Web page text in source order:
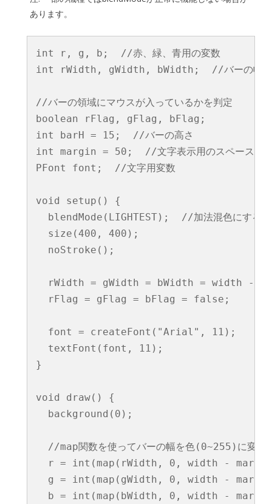
あります。
int r, g, b;  //赤、緑、青用の変数
int rWidth, gWidth, bWidth;  //バーの幅
//バーの領域にマウスが入っているかを判定
boolean rFlag, gFlag, bFlag;
int barH = 15;  //バーの高さ
int margin = 50;  //文字表示用のスペース
PFont font;  //文字用変数
void setup() {
blendMode(LIGHTEST);  //加法混色にするた
  size(400, 400);
  noStroke();
rWidth = gWidth = bWidth = width -
  rFlag = gFlag = bFlag = false;
  font = createFont("Arial", 11);
  textFont(font, 11);
}
void draw() {
  background(0);
  //map関数を使ってバーの幅を色(0~255)に変換
r = int(map(rWidth, 0, width -
g = int(map(gWidth, 0, width -
b = int(map(bWidth, 0, width -